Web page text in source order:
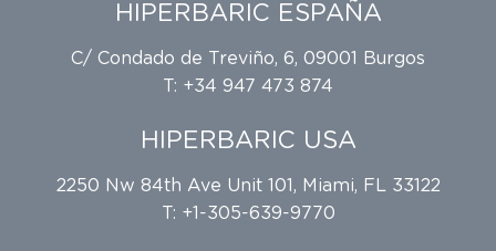
HIPERBARIC ESPAÑA
C/ Condado de Treviño, 6, 09001 Burgos
T: +34 947 473 874
HIPERBARIC USA
2250 Nw 84th Ave Unit 101, Miami, FL 33122
T: +1-305-639-9770